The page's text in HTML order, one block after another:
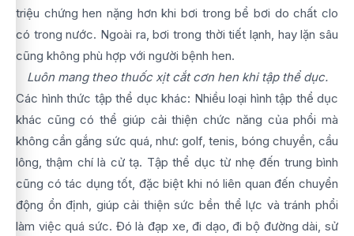
triệu chứng hen nặng hơn khi bơi trong bể bơi do chất clo
có trong nước. Ngoài ra, bơi trong thời tiết lạnh, hay lặn sâu
cũng không phù hợp với người bệnh hen.
Luôn mang theo thuốc xịt cắt cơn hen khi tập thể dục.
Các hình thức tập thể dục khác: Nhiều loại hình tập thể dục
khác cũng có thể giúp cải thiện chức năng của phổi mà
không cần gắng sức quá, như: golf, tenis, bóng chuyền, cầu
lông, thậm chí là cử tạ. Tập thể dục từ nhẹ đến trung bình
cũng có tác dụng tốt, đặc biệt khi nó liên quan đến chuyển
động ổn định, giúp cải thiện sức bền thể lực và tránh phổi
làm việc quá sức. Đó là đạp xe, đi dạo, đi bộ đường dài, sử